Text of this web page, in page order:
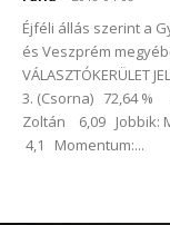
Éjféli állás szerint a
és Veszprém
VÁLASZTÓKERÜLET
3. (Csorna) 72,64 %
Zoltán 6,09 Jobbik:
4,1 Momentum:...